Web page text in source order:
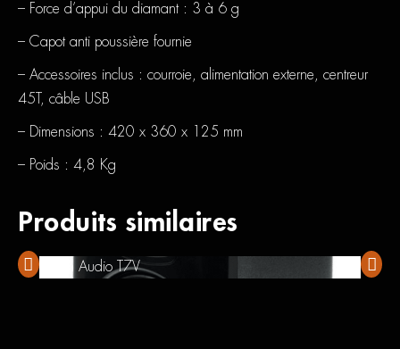
– Force d’appui du diamant : 3 à 6 g
– Capot anti poussière fournie
– Accessoires inclus : courroie, alimentation externe, centreur
45T, câble USB
– Dimensions : 420 x 360 x 125 mm
– Poids : 4,8 Kg
Produits similaires
Adam Audio T7V Alto